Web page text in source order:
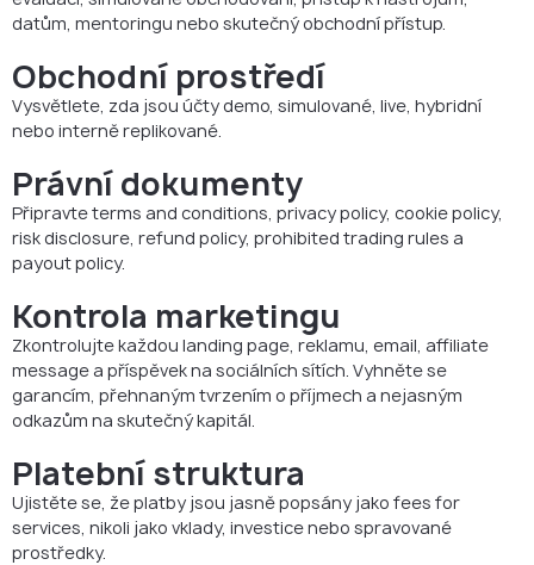
datům, mentoringu nebo skutečný obchodní přístup.
Obchodní prostředí
Vysvětlete, zda jsou účty demo, simulované, live, hybridní
nebo interně replikované.
Právní dokumenty
Připravte terms and conditions, privacy policy, cookie policy,
risk disclosure, refund policy, prohibited trading rules a
payout policy.
Kontrola marketingu
Zkontrolujte každou landing page, reklamu, email, affiliate
message a příspěvek na sociálních sítích. Vyhněte se
garancím, přehnaným tvrzením o příjmech a nejasným
odkazům na skutečný kapitál.
Platební struktura
Ujistěte se, že platby jsou jasně popsány jako fees for
services, nikoli jako vklady, investice nebo spravované
prostředky.